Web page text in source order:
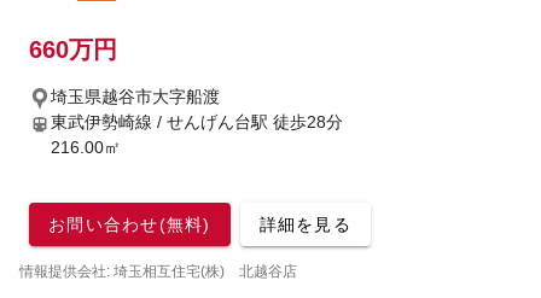
660万円
埼玉県越谷市大字船渡
東武伊勢崎線 / せんげん台駅 徒歩28分
216.00㎡
お問い合わせ(無料) 詳細を見る
情報提供会社: 埼玉相互住宅(株) 北越谷店